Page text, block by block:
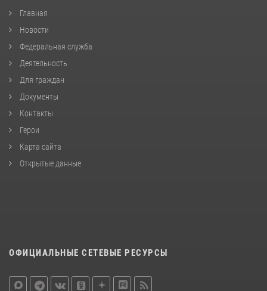
Главная
Новости
Федеральная служба
Деятельность
Для граждан
Документы
Контакты
Герои
Карта сайта
Открытые данные
ОФИЦИАЛЬНЫЕ СЕТЕВЫЕ РЕСУРСЫ